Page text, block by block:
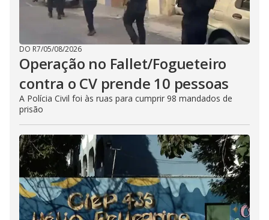
DO R7/05/08/2026
Operação no Fallet/Fogueteiro
contra o CV prende 10 pessoas
A Polícia Civil foi às ruas para cumprir 98 mandados de
prisão